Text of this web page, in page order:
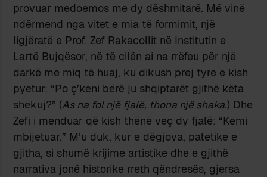
provuar medoemos me dy dëshmitarë. Më vinë
ndërmend nga vitet e mia të formimit, një
ligjëratë e Prof. Zef Rakacollit në Institutin e
Lartë Bujqësor, në të cilën ai na rrëfeu për një
darkë me miq të huaj, ku dikush prej tyre e kish
pyetur: “Po ç’keni bërë ju shqiptarët gjithë këta
shekuj?” (As na fol një fjalë, thona një shaka.) Dhe
Zefi i menduar që kish thënë veç dy fjalë: “Kemi
mbijetuar.” M’u duk, kur e dëgjova, patetike e
gjitha, si shumë krijime artistike dhe e gjithë
narrativa jonë historike rreth qëndresës, gjersa